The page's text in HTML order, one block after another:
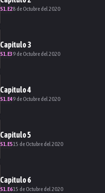
S1.E28 de Octubre del 2020
Capitulo3
S1.E39 de Octubre del 2020
Capitulo4
S1.E49 de Octubre del 2020
Capitulo5
S1.E515 de Octubre del 2020
Capitulo6
S1.E615 de Octubre del 2020